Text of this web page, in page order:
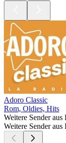
Adoro Classic
Rom, Oldies, Hits
Weitere Sender aus
Weitere Sender aus